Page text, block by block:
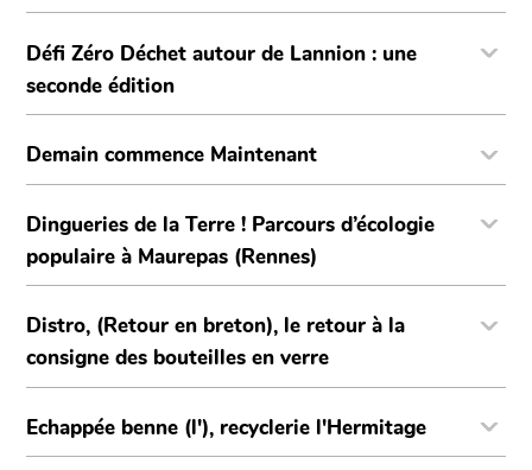
Défi Zéro Déchet autour de Lannion : une
seconde édition
Demain commence Maintenant
Dingueries de la Terre ! Parcours d’écologie
populaire à Maurepas (Rennes)
Distro, (Retour en breton), le retour à la
consigne des bouteilles en verre
Echappée benne (l'), recyclerie l'Hermitage